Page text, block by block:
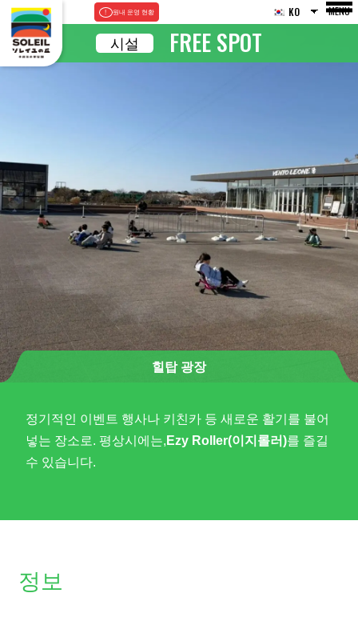
원내 운영 현황 KO MENU
시설 FREE SPOT
힐탑 광장
정기적인 이벤트 행사나 키친카 등 새로운 활기를 불어
넣는 장소로. 평상시에는, Ezy Roller(이지롤러)를 즐길
수 있습니다.
정보